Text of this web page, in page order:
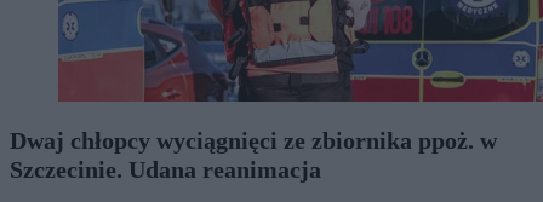
Dwaj chłopcy wyciągnięci ze zbiornika ppoż. w
Szczecinie. Udana reanimacja